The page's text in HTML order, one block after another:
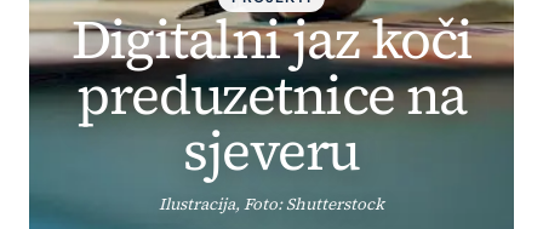
Digitalni jaz koči
preduzetnice na
sjeveru
Ilustracija, Foto: Shutterstock